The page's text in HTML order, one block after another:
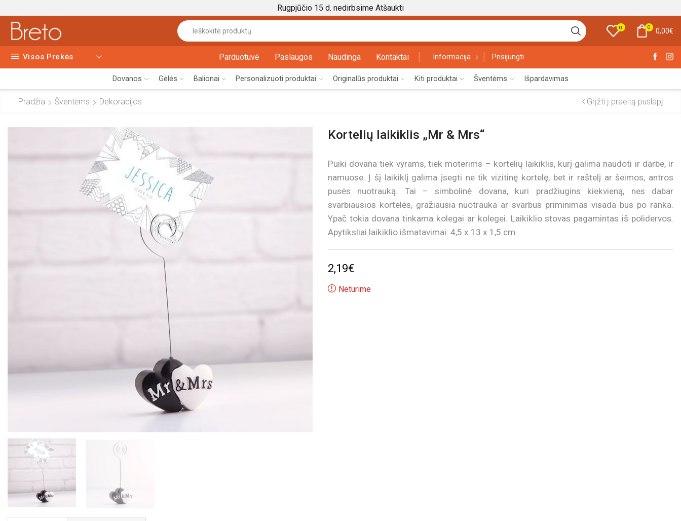
Rugpjūčio 15 d. nedirbsime Atšaukti
input
0 0 0,00€
Visos Prekės Parduotuvė Paslaugos Naudinga Kontaktai Informacija Prisijungti
Dovanos Gėlės Balionai Personalizuoti produktai Originalūs produktai Kiti produktai Šventėms Išpardavimas
Pradžia Šventėms Dekoracijos Grįžti į praeitą puslapį
Kortelių laikiklis „Mr & Mrs“
Puiki dovana tiek vyrams, tiek moterims – kortelių laikiklis, kurį galima naudoti ir darbe, ir
namuose. Į šį laikiklį galima įsegti ne tik vizitinę kortelę, bet ir raštelį ar šeimos, antros
pusės nuotrauką. Tai – simbolinė dovana, kuri pradžiugins kiekvieną, nes dabar
svarbiausios kortelės, gražiausia nuotrauka ar svarbus priminimas visada bus po ranka.
Ypač tokia dovana tinkama kolegai ar kolegei. Laikiklio stovas pagamintas iš polidervos.
Apytiksliai laikiklio išmatavimai: 4,5 x 13 x 1,5 cm.
2,19€
Neturime